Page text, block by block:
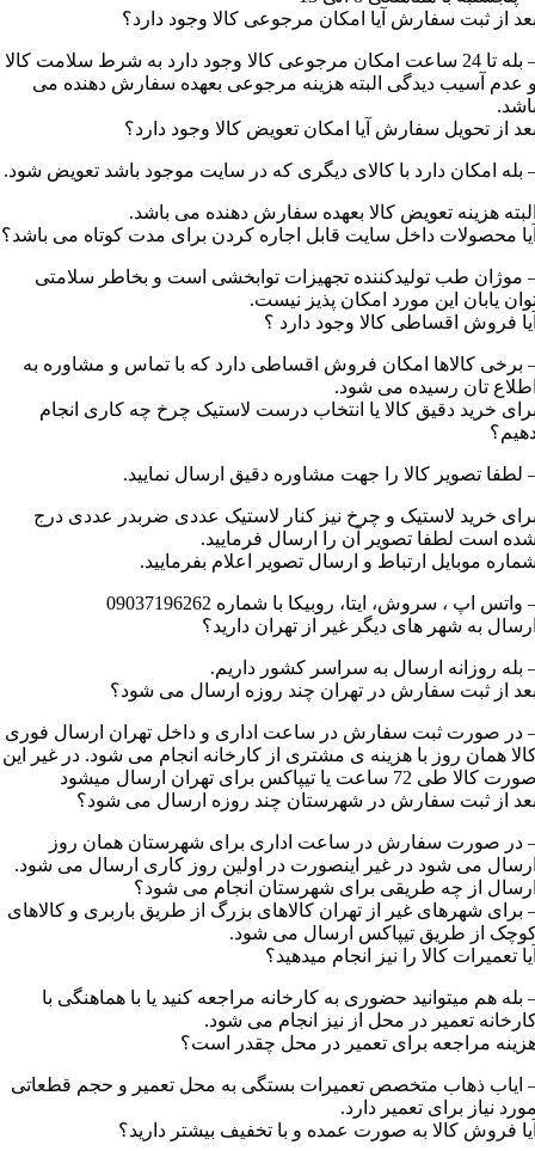
از ثبت سفارش آیا امکان مرجوعی کالا وجود دارد؟
– بله تا 24 ساعت امکان مرجوعی کالا وجود دارد به شرط سلامت کالا
عدم آسیب دیدگی البته هزینه مرجوعی بعهده سفارش دهنده می
از تحویل سفارش آیا امکان تعویض کالا وجود دارد؟
بله امکان دارد با کالای دیگری که در سایت موجود باشد تعویض شود.
هزینه تعویض کالا بعهده سفارش دهنده می باشد.
محصولات داخل سایت قابل اجاره کردن برای مدت کوتاه می باشد؟
موژان طب تولیدکننده تجهیزات توابخشی است و بخاطر سلامتی
یابان این مورد امکان پذیز نیست.
فروش اقساطی کالا وجود دارد ؟
برخی کالاها امکان فروش اقساطی دارد که با تماس و مشاوره به
تان رسیده می شود.
خرید دقیق کالا یا انتخاب درست لاستیک چرخ چه کاری انجام
لطفا تصویر کالا را جهت مشاوره دقیق ارسال نمایید.
خرید لاستیک و چرخ نیز کنار لاستیک عددی ضربدر عددی درج
است لطفا تصویر آن را ارسال فرمایید.
موبایل ارتباط و ارسال تصویر اعلام بفرمایید.
واتس اپ ، سروش، ایتا، روبیکا با شماره 09037196262
به شهر های دیگر غیر از تهران دارید؟
بله روزانه ارسال به سراسر کشور داریم.
از ثبت سفارش در تهران چند روزه ارسال می شود؟
در صورت ثبت سفارش در ساعت اداری و داخل تهران ارسال فوری
همان روز با هزینه ی مشتری از کارخانه انجام می شود. در غیر این
کالا طی 72 ساعت یا تیپاکس برای تهران ارسال میشود
از ثبت سفارش در شهرستان چند روزه ارسال می شود؟
در صورت سفارش در ساعت اداری برای شهرستان همان روز
می شود در غیر اینصورت در اولین روز کاری ارسال می شود.
از چه طریقی برای شهرستان انجام می شود؟
برای شهرهای غیر از تهران کالاهای بزرگ از طریق باربری و کالاهای
از طریق تیپاکس ارسال می شود.
تعمیرات کالا را نیز انجام میدهید؟
بله هم میتوانید حضوری به کارخانه مراجعه کنید یا با هماهنگی با
تعمیر در محل از نیز انجام می شود.
مراجعه برای تعمیر در محل چقدر است؟
ایاب ذهاب متخصص تعمیرات بستگی به محل تعمیر و حجم قطعاتی
نیاز برای تعمیر دارد.
فروش کالا به صورت عمده و با تخفیف بیشتر دارید؟